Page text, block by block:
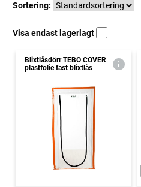
Sortering:
Visa endast lagerlagt
Blixtlåsdörr TEBO COVER
plastfolie fast blixtlås